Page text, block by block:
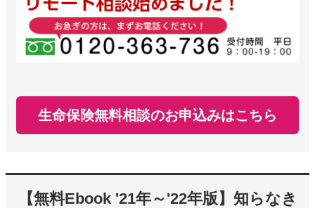
生命保険無料相談のお申込みはこちら
【無料Ebook '21年～'22年版】知らなき